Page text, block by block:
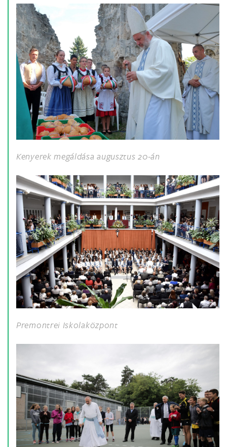
Kenyerek megáldása augusztus 20-án
Premontrei Iskolaközpont